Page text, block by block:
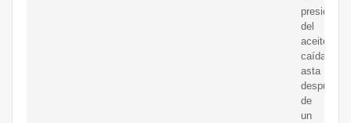
presión
del
aceite
caída
asta
despues
de
un